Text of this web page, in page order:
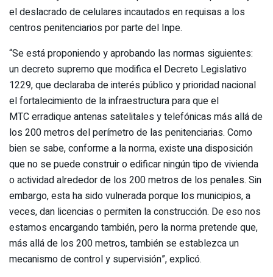
el deslacrado de celulares incautados en requisas a los
centros penitenciarios por parte del Inpe.
“Se está proponiendo y aprobando las normas siguientes:
un decreto supremo que modifica el Decreto Legislativo
1229, que declaraba de interés público y prioridad nacional
el fortalecimiento de la infraestructura para que el
MTC erradique antenas satelitales y telefónicas más allá de
los 200 metros del perímetro de las penitenciarias. Como
bien se sabe, conforme a la norma, existe una disposición
que no se puede construir o edificar ningún tipo de vivienda
o actividad alrededor de los 200 metros de los penales. Sin
embargo, esta ha sido vulnerada porque los municipios, a
veces, dan licencias o permiten la construcción. De eso nos
estamos encargando también, pero la norma pretende que,
más allá de los 200 metros, también se establezca un
mecanismo de control y supervisión”, explicó.